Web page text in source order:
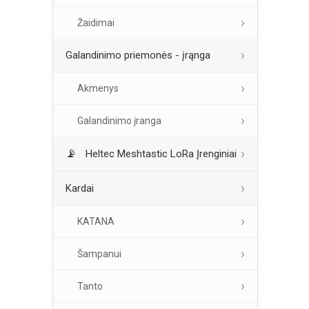
Žaidimai
Galandinimo priemonės - įrąnga
Akmenys
Galandinimo įranga
Heltec Meshtastic LoRa Įrenginiai
Kardai
KATANA
Šampanui
Tanto